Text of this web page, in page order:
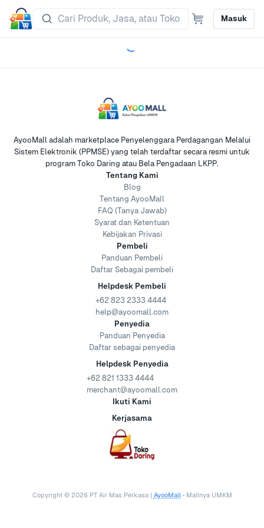
Masuk
AyooMall adalah marketplace Penyelenggara Perdagangan Melalui
Sistem Elektronik (PPMSE) yang telah terdaftar secara resmi untuk
program Toko Daring atau Bela Pengadaan LKPP.
Tentang Kami
Blog
Tentang AyooMall
FAQ (Tanya Jawab)
Syarat dan Ketentuan
Kebijakan Privasi
Pembeli
Panduan Pembeli
Daftar Sebagai pembeli
Helpdesk Pembeli
+62 823 2333 4444
help@ayoomall.com
Penyedia
Panduan Penyedia
Daftar sebagai penyedia
Helpdesk Penyedia
+62 821 1333 4444
merchant@ayoomall.com
Ikuti Kami
Kerjasama
Copyright © 2026 PT Air Mas Perkasa | AyooMall • Mallnya UMKM